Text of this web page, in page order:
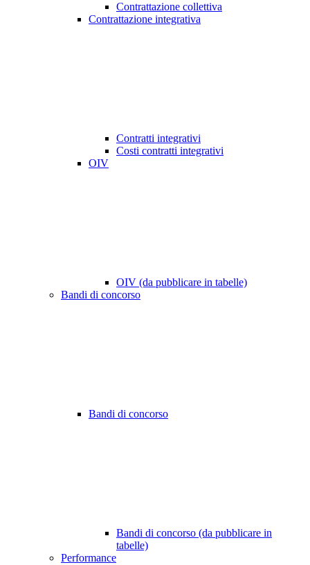
Contrattazione collettiva
Contrattazione integrativa
Contratti integrativi
Costi contratti integrativi
OIV
OIV (da pubblicare in tabelle)
Bandi di concorso
Bandi di concorso
Bandi di concorso (da pubblicare in
tabelle)
Performance